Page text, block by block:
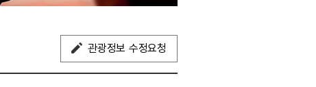
관광정보 수정요청